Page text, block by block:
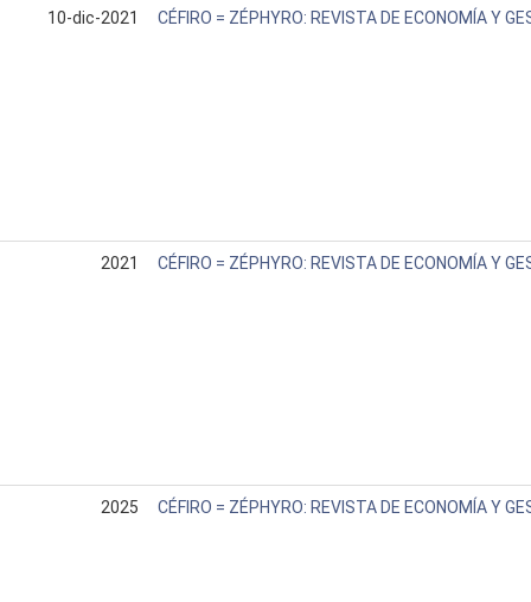
10-dic-2021 CÉFIRO = ZÉPHYRO: REVISTA DE ECONOMÍA Y
2021 CÉFIRO = ZÉPHYRO: REVISTA DE ECONOMÍA Y
2025 CÉFIRO = ZÉPHYRO: REVISTA DE ECONOMÍA Y